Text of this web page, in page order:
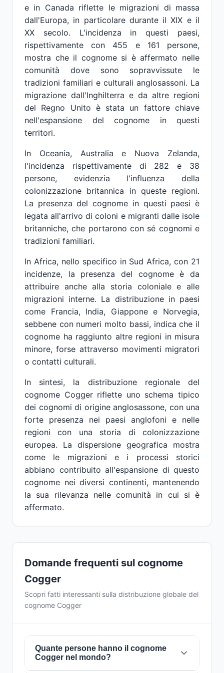
e in Canada riflette le migrazioni di massa
dall'Europa, in particolare durante il XIX e il
XX secolo. L'incidenza in questi paesi,
rispettivamente con 455 e 161 persone,
mostra che il cognome si è affermato nelle
comunità dove sono sopravvissute le
tradizioni familiari e culturali anglosassoni. La
migrazione dall'Inghilterra e da altre regioni
del Regno Unito è stata un fattore chiave
nell'espansione del cognome in questi
territori.
In Oceania, Australia e Nuova Zelanda,
l'incidenza rispettivamente di 282 e 38
persone, evidenzia l'influenza della
colonizzazione britannica in queste regioni.
La presenza del cognome in questi paesi è
legata all'arrivo di coloni e migranti dalle isole
britanniche, che portarono con sé cognomi e
tradizioni familiari.
In Africa, nello specifico in Sud Africa, con 21
incidenze, la presenza del cognome è da
attribuire anche alla storia coloniale e alle
migrazioni interne. La distribuzione in paesi
come Francia, India, Giappone e Norvegia,
sebbene con numeri molto bassi, indica che il
cognome ha raggiunto altre regioni in misura
minore, forse attraverso movimenti migratori
o contatti culturali.
In sintesi, la distribuzione regionale del
cognome Cogger riflette uno schema tipico
dei cognomi di origine anglosassone, con una
forte presenza nei paesi anglofoni e nelle
regioni con una storia di colonizzazione
europea. La dispersione geografica mostra
come le migrazioni e i processi storici
abbiano contribuito all'espansione di questo
cognome nei diversi continenti, mantenendo
la sua rilevanza nelle comunità in cui si è
affermato.
Domande frequenti sul cognome
Cogger
Scopri fatti interessanti sulla distribuzione globale del
cognome Cogger
Quante persone hanno il cognome
Cogger nel mondo?